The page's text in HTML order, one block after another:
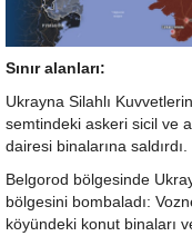
Sınır alanları:
Ukrayna Silahlı
semtindeki askeri sicil ve
dairesi binalarına
Belgorod bölgesinde
bölgesini bombaladı:
köyündeki konut binaları